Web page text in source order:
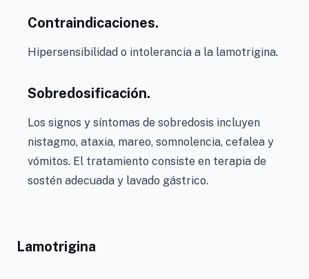
Contraindicaciones.
Hipersensibilidad o intolerancia a la lamotrigina.
Sobredosificación.
Los signos y síntomas de sobredosis incluyen
nistagmo, ataxia, mareo, somnolencia, cefalea y
vómitos. El tratamiento consiste en terapia de
sostén adecuada y lavado gástrico.
Lamotrigina